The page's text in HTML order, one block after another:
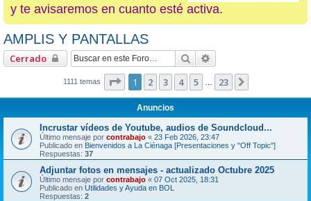
y te avisaremos en cuanto esté activa.
AMPLIS Y PANTALLAS
Cerrado Buscar
1111 temas Página de 23
1 2 3 4 5 23
Anuncios
Incrustar vídeos de Youtube, audios de Soundcloud...
Último mensaje por contrabajo « 23 Feb 2026, 23:47
Publicado en Bienvenidos a La Ciénaga [Presentaciones y "Off Topic"]
Respuestas: 37
Adjuntar fotos en mensajes - actualizado Octubre 2025
Último mensaje por contrabajo « 07 Oct 2025, 18:31
Publicado en Utilidades y Ayuda en BOL
Respuestas: 2